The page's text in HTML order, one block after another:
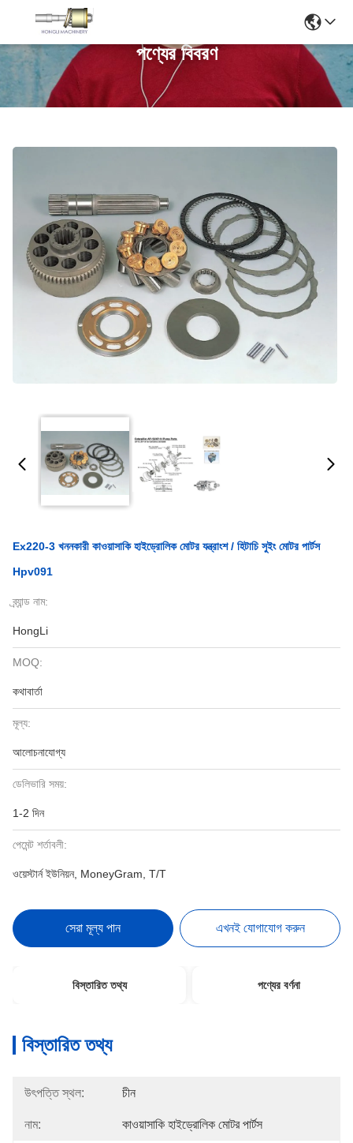
পণ্যের বিবরণ
Ex220-3 খননকারী কাওয়াসাকি হাইড্রোলিক মোটর যন্ত্রাংশ / হিটাচি সুইং মোটর পার্টস
Hpv091
ব্র্যান্ড নাম:
HongLi
MOQ:
কথাবার্তা
মূল্য:
আলোচনাযোগ্য
ডেলিভারি সময়:
1-2 দিন
পেমেন্ট শর্তাবলী:
ওয়েস্টার্ন ইউনিয়ন, MoneyGram, T/T
সেরা মূল্য পান এখনই যোগাযোগ করুন
বিস্তারিত তথ্য পণ্যের বর্ণনা
বিস্তারিত তথ্য
উৎপত্তি স্থল: চীন
নাম: কাওয়াসাকি হাইড্রোলিক মোটর পার্টস